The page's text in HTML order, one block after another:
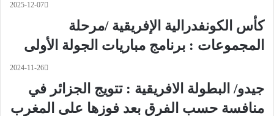
2025-12-07
كأس الكونفدرالية الإفريقية /مرحلة
المجموعات : برنامج مباريات الجولة الأولى
2024-11-26
جيدو/ البطولة الافريقية : تتويج الجزائر في
منافسة حسب الفرق بعد فوزها على المغرب